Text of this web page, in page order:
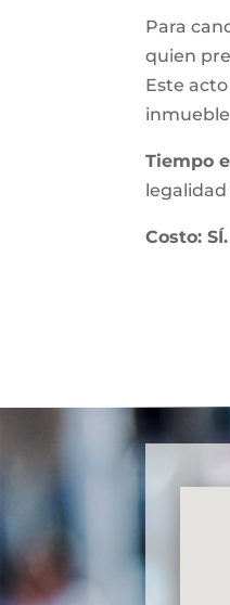
Para
quien
Este
Tiempo
Costo: SÍ.